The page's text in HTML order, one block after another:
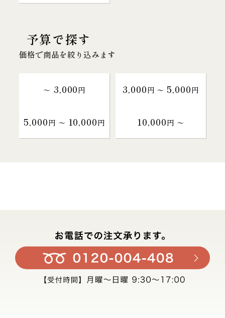
予算で探す
価格で商品を絞り込みます
～ 3,000円 3,000円 〜 5,000円
5,000円 〜 10,000円 10,000円 〜